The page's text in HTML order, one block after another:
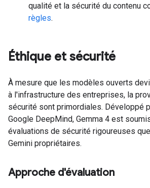
qualité et la sécurité du contenu
règles.
Éthique et sécurité
À mesure que les modèles ouverts
à l'infrastructure des entreprises, la
sécurité sont primordiales. Développé
Google DeepMind, Gemma 4 est
évaluations de sécurité rigoureuses
Gemini propriétaires.
Approche d'évaluation